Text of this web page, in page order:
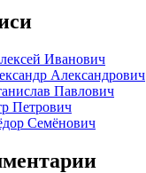
Иванович
Александрович
Павлович
Петрович
Семёнович